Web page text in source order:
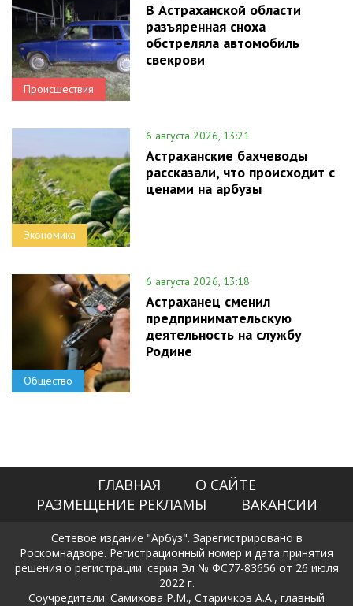
Происшествия
В Астраханской области
разъяренная сноха
обстреляла автомобиль
свекрови
Экономика
6 августа 2026, 13:21
Астраханские бахчеводы
рассказали, что происходит с
ценами на арбузы
Общество
6 августа 2026, 13:18
Астраханец сменил
предпринимательскую
деятельность на службу
Родине
ГЛАВНАЯ
О САЙТЕ
РАЗМЕЩЕНИЕ РЕКЛАМЫ
ВАКАНСИИ
Сетевое издание "Арбуз". Зарегистрировано в
Роскомнадзоре. Регистрационный номер и дата принятия
решения о регистрации: серия Эл № ФС77-83656 от 26 июля
2022 г.
Соучредители: Самихова Р.М., Старичков А.А., главный